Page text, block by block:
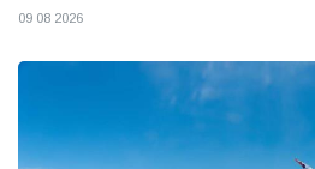
09 08 2026